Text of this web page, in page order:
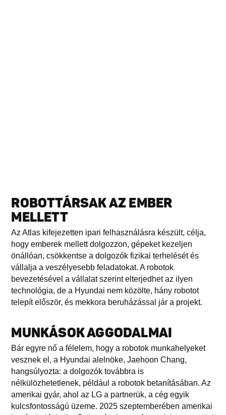
ROBOTTÁRSAK AZ EMBER
MELLETT
Az Atlas kifejezetten ipari felhasználásra készült, célja,
hogy emberek mellett dolgozzon, gépeket kezeljen
önállóan, csökkentse a dolgozók fizikai terhelését és
vállalja a veszélyesebb feladatokat. A robotok
bevezetésével a vállalat szerint elterjedhet az ilyen
technológia, de a Hyundai nem közölte, hány robotot
telepít először, és mekkora beruházással jár a projekt.
MUNKÁSOK AGGODALMAI
Bár egyre nő a félelem, hogy a robotok munkahelyeket
vesznek el, a Hyundai alelnöke, Jaehoon Chang,
hangsúlyozta: a dolgozók továbbra is
nélkülözhetetlenek, például a robotok betanításában. Az
amerikai gyár, ahol az LG a partnerük, a cég egyik
kulcsfontosságú üzeme. 2025 szeptemberében amerikai